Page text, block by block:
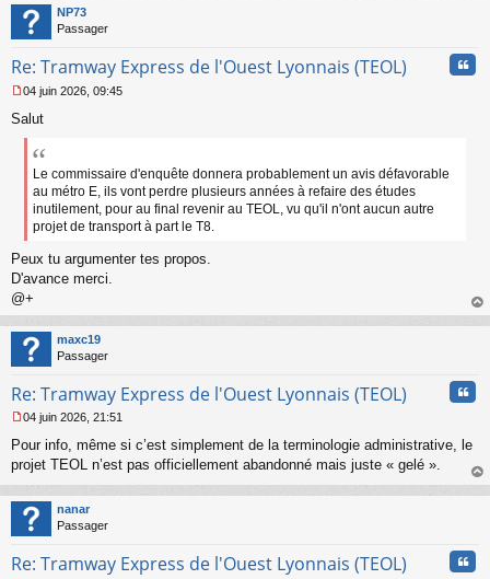
n
o
l
u
NP73
Passager
Re: Tramway Express de l'Ouest Lyonnais (TEOL)
e
s
l
u
04 juin 2026, 09:45
Salut
Le commissaire d'enquête donnera probablement un avis défavorable
au métro E, ils vont perdre plusieurs années à refaire des études
inutilement, pour au final revenir au TEOL, vu qu'il n'ont aucun autre
projet de transport à part le T8.
Peux tu argumenter tes propos.
D'avance merci.
@+
au
maxc19
Passager
Re: Tramway Express de l'Ouest Lyonnais (TEOL)
e
s
a
g
e
o
04 juin 2026, 21:51
Pour info, même si c’est simplement de la terminologie administrative, le
projet TEOL n’est pas officiellement abandonné mais juste « gelé ».
au
nanar
Passager
Re: Tramway Express de l'Ouest Lyonnais (TEOL)